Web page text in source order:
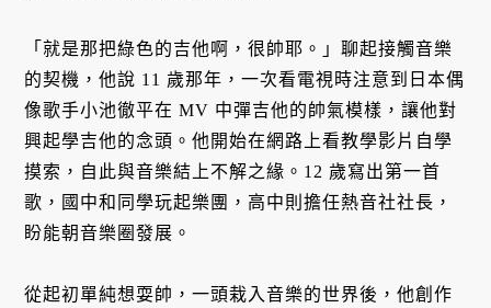
「就是那把綠色的吉他啊，很帥耶。」聊起接觸音樂
的契機，他說 11 歲那年，一次看電視時注意到日本偶
像歌手小池徹平在 MV 中彈吉他的帥氣模樣，讓他對
興起學吉他的念頭。他開始在網路上看教學影片自學
摸索，自此與音樂結上不解之緣。12 歲寫出第一首
歌，國中和同學玩起樂團，高中則擔任熱音社社長，
盼能朝音樂圈發展。
從起初單純想耍帥，一頭栽入音樂的世界後，他創作